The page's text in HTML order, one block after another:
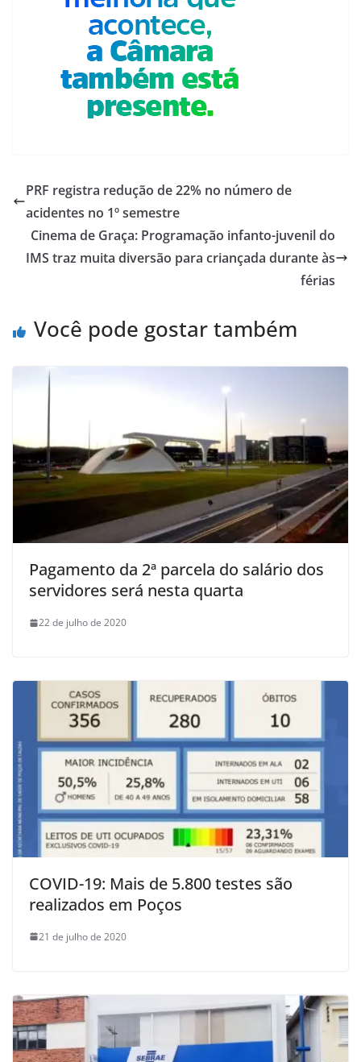
PRF registra redução de 22% no número de
acidentes no 1º semestre
Cinema de Graça: Programação infanto-juvenil do
IMS traz muita diversão para criançada durante às
férias
Você pode gostar também
Pagamento da 2ª parcela do salário dos
servidores será nesta quarta
22 de julho de 2020
COVID-19: Mais de 5.800 testes são
realizados em Poços
21 de julho de 2020